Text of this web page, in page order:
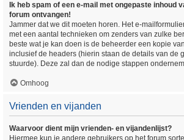
Ik heb spam of een e-mail met ongepaste inhoud
forum ontvangen!
Jammer dat we dit moeten horen. Het e-
met een aantal technieken om zenders van zulke
beste wat je kan doen is de beheerder een kopie
inclusief de headers (hierin staan de details van de
stuurde). Deze zal dan de nodige stappen
Omhoog
Vrienden en vijanden
Waarvoor dient mijn vrienden- en vijandenlijst?
Hiermee kun je andere gebruikers op het forum